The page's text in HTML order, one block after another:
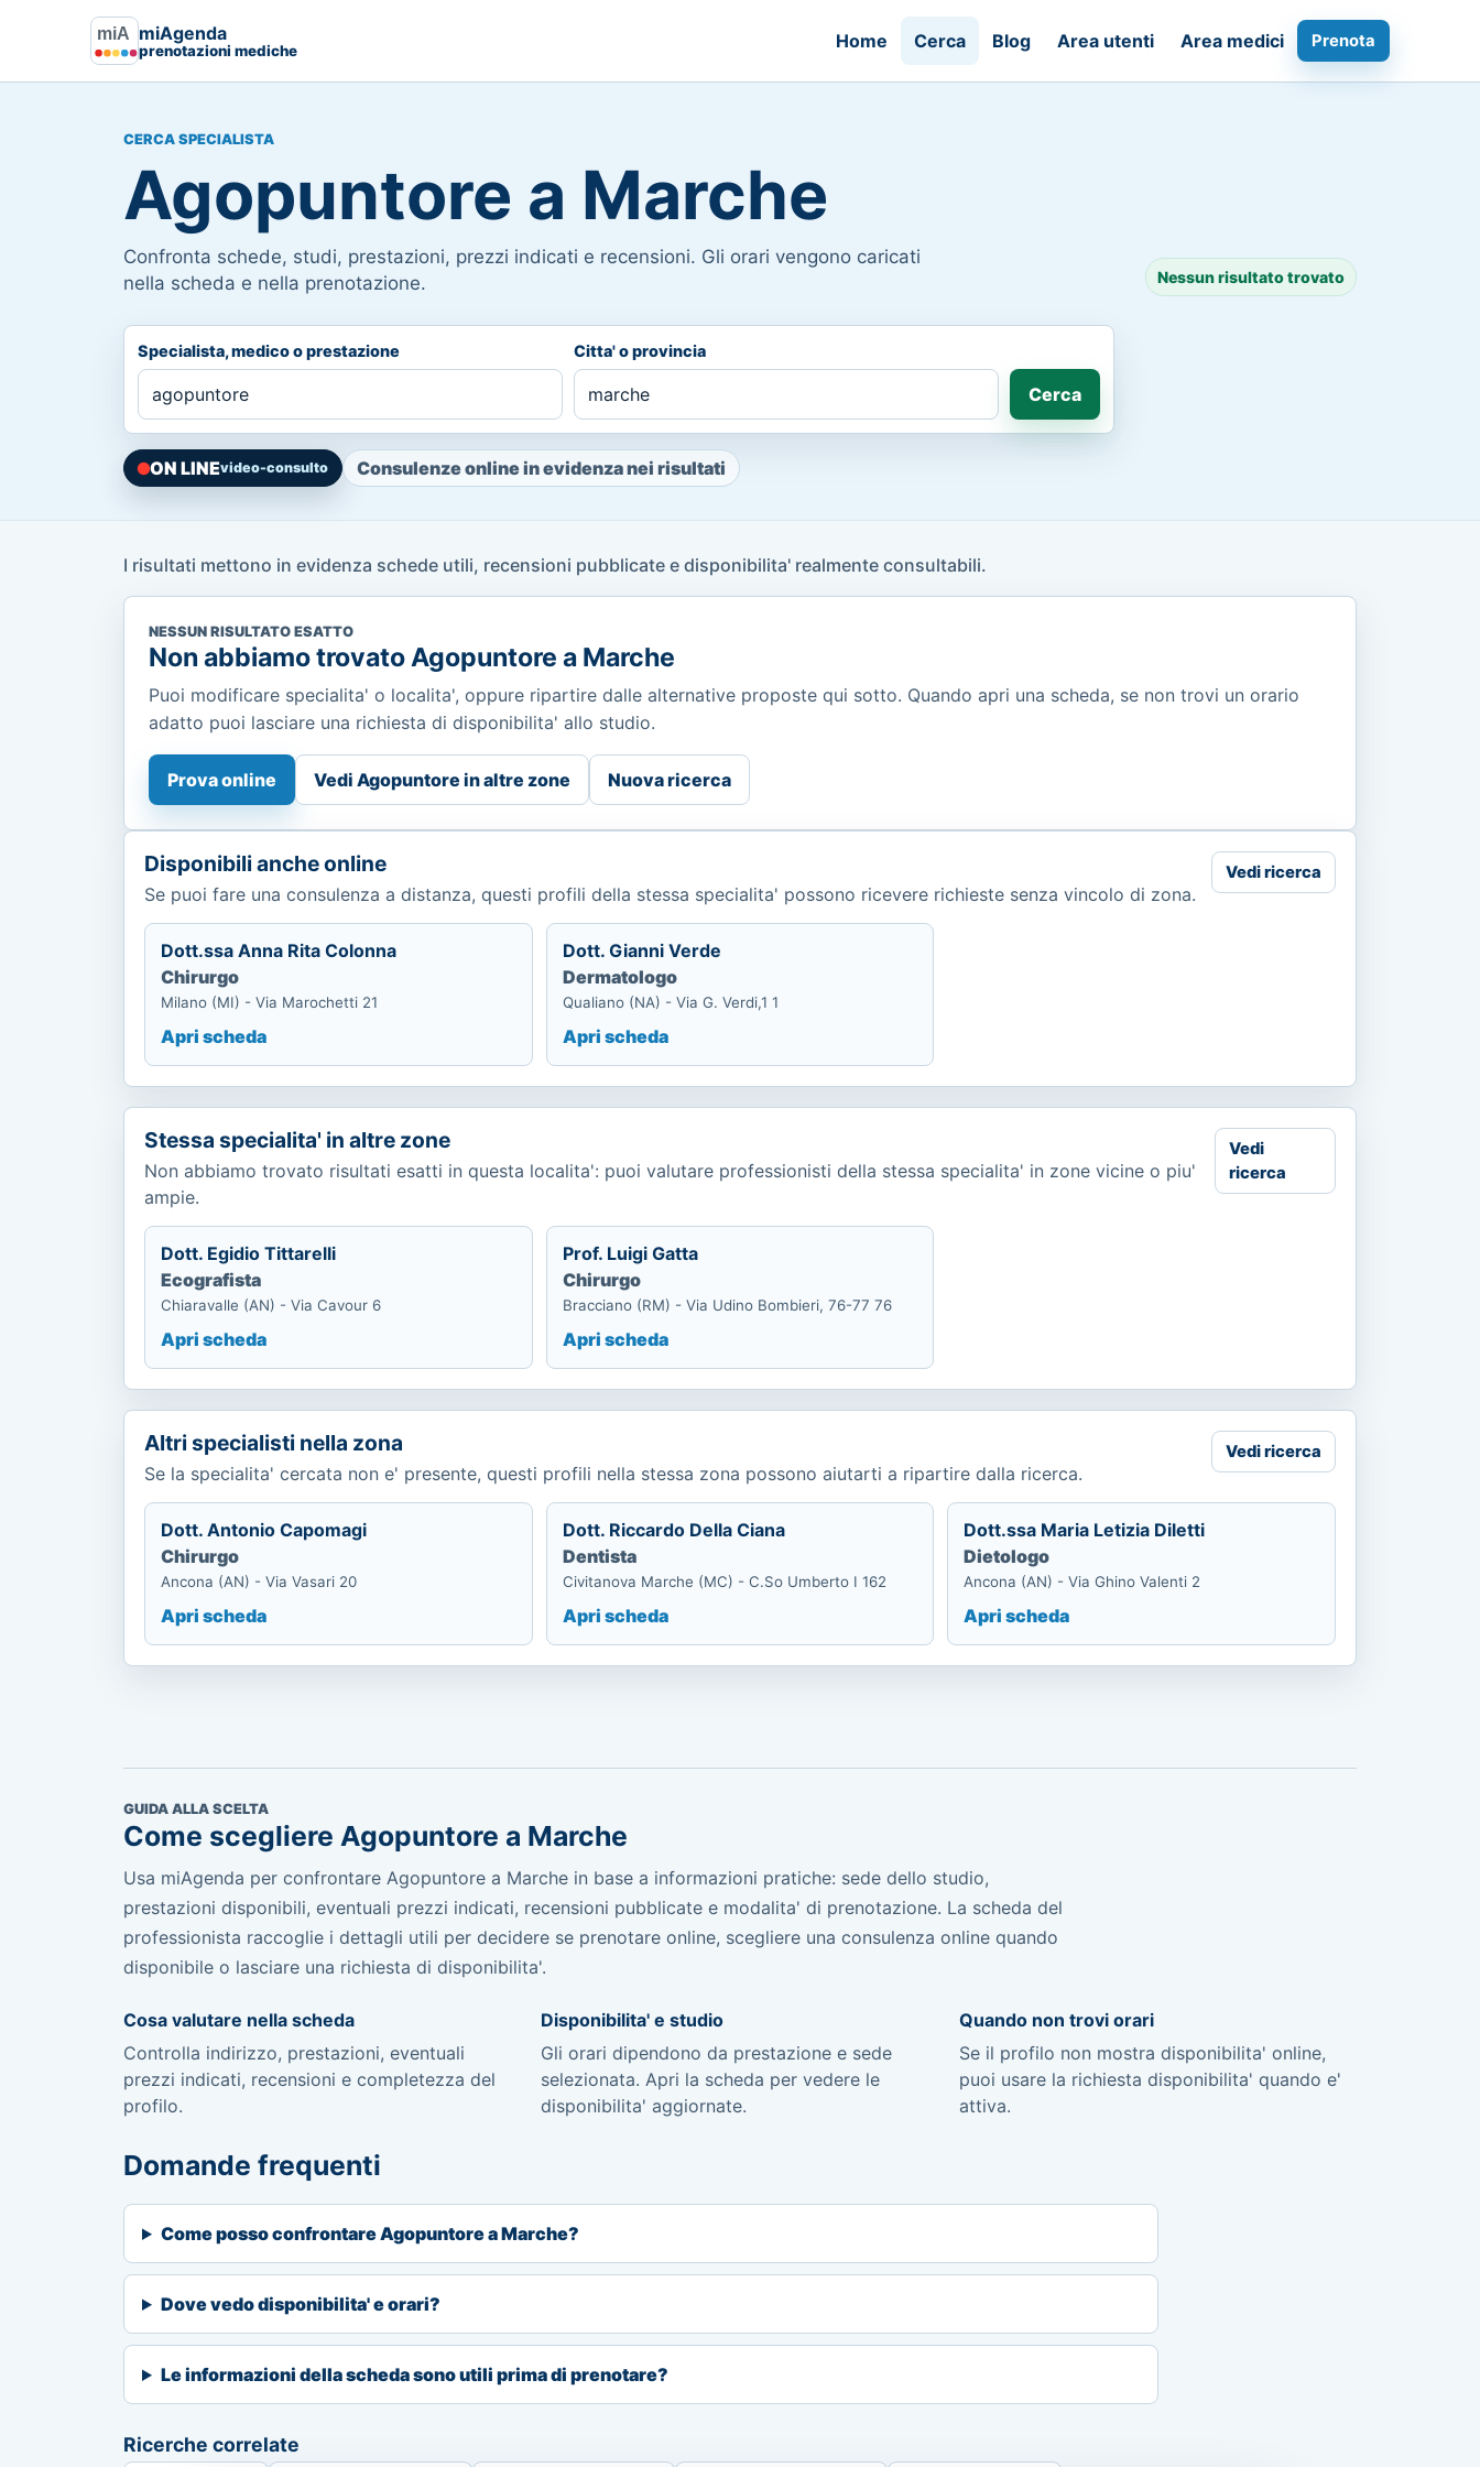
miAgenda
prenotazioni mediche Home Cerca Blog Area utenti Area medici Prenota
CERCA SPECIALISTA
Agopuntore a Marche
Confronta schede, studi, prestazioni, prezzi indicati e recensioni. Gli orari vengono caricati
nella scheda e nella prenotazione.
Nessun risultato trovato
Specialista, medico o prestazione Citta' o provincia
Cerca
ON LINEvideo-consulto Consulenze online in evidenza nei risultati
I risultati mettono in evidenza schede utili, recensioni pubblicate e disponibilita' realmente consultabili.
NESSUN RISULTATO ESATTO
Non abbiamo trovato Agopuntore a Marche
Puoi modificare specialita' o localita', oppure ripartire dalle alternative proposte qui sotto. Quando apri una scheda, se non trovi un orario
adatto puoi lasciare una richiesta di disponibilita' allo studio.
Prova online Vedi Agopuntore in altre zone Nuova ricerca
Disponibili anche online
Se puoi fare una consulenza a distanza, questi profili della stessa specialita' possono ricevere richieste senza vincolo di zona.
Vedi ricerca
Dott.ssa Anna Rita Colonna
Chirurgo
Milano (MI) - Via Marochetti 21
Apri scheda
Dott. Gianni Verde
Dermatologo
Qualiano (NA) - Via G. Verdi,1 1
Apri scheda
Stessa specialita' in altre zone
Non abbiamo trovato risultati esatti in questa localita': puoi valutare professionisti della stessa specialita' in zone vicine o piu'
ampie.
Vedi
ricerca
Dott. Egidio Tittarelli
Ecografista
Chiaravalle (AN) - Via Cavour 6
Apri scheda
Prof. Luigi Gatta
Chirurgo
Bracciano (RM) - Via Udino Bombieri, 76-77 76
Apri scheda
Altri specialisti nella zona
Se la specialita' cercata non e' presente, questi profili nella stessa zona possono aiutarti a ripartire dalla ricerca.
Vedi ricerca
Dott. Antonio Capomagi
Chirurgo
Ancona (AN) - Via Vasari 20
Apri scheda
Dott. Riccardo Della Ciana
Dentista
Civitanova Marche (MC) - C.So Umberto I 162
Apri scheda
Dott.ssa Maria Letizia Diletti
Dietologo
Ancona (AN) - Via Ghino Valenti 2
Apri scheda
GUIDA ALLA SCELTA
Come scegliere Agopuntore a Marche
Usa miAgenda per confrontare Agopuntore a Marche in base a informazioni pratiche: sede dello studio,
prestazioni disponibili, eventuali prezzi indicati, recensioni pubblicate e modalita' di prenotazione. La scheda del
professionista raccoglie i dettagli utili per decidere se prenotare online, scegliere una consulenza online quando
disponibile o lasciare una richiesta di disponibilita'.
Cosa valutare nella scheda
Controlla indirizzo, prestazioni, eventuali
prezzi indicati, recensioni e completezza del
profilo.
Disponibilita' e studio
Gli orari dipendono da prestazione e sede
selezionata. Apri la scheda per vedere le
disponibilita' aggiornate.
Quando non trovi orari
Se il profilo non mostra disponibilita' online,
puoi usare la richiesta disponibilita' quando e'
attiva.
Domande frequenti
Come posso confrontare Agopuntore a Marche?
Dove vedo disponibilita' e orari?
Le informazioni della scheda sono utili prima di prenotare?
Ricerche correlate